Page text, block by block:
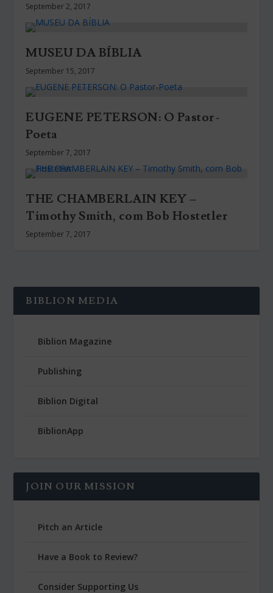
September 2, 2017
MUSEU DA BÍBLIA
September 15, 2017
EUGENE PETERSON: O Pastor-
Poeta
September 7, 2017
THE CHAMBERLAIN KEY –
Timothy Smith, com Bob Hostetler
September 7, 2017
BIBLION MEDIA
Biblion Magazine
Publishing
Biblion Digital
BiblionApp
JOIN OUR MISSION
Pitch an Article
Have a Book to Review?
Consider Supporting Us